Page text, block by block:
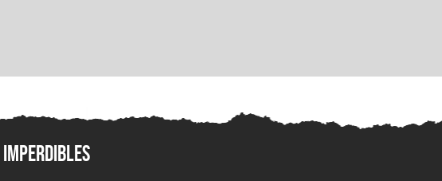
Imperdibles